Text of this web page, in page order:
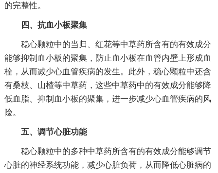
的完整性。
四、抗血小板聚集
稳心颗粒中的当归、红花等中草药所含有的有效成分
能够抑制血小板的聚集，防止血小板在血管内壁上形成血
栓，从而减少心血管疾病的发生。此外，稳心颗粒中还含
有桑枝、山楂等中草药，这些中草药中的有效成分能够降
低血脂、抑制血小板的聚集，进一步减少心血管疾病的风
险。
五、调节心脏功能
稳心颗粒中的多种中草药所含有的有效成分能够调节
心脏的神经系统功能，减少心脏负荷，从而降低心脏病的